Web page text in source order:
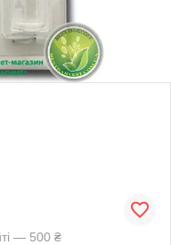
— 500 ₴